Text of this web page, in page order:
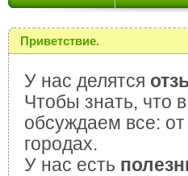
Приветствие.
У нас делятся
Чтобы знать, что
обсуждаем все:
городах.
У нас есть